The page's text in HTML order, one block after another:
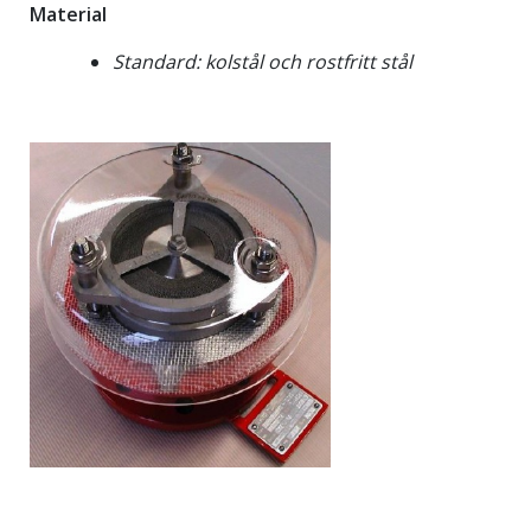
Material
Standard: kolstål och rostfritt stål